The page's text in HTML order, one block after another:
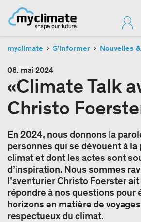
myclimate S’informer Nouvelles
08. mai 2024
«Climate Talk
Christo
En 2024, nous donnons la
personnes qui se dévouent à
climat et dont les actes sont
d’inspiration. Nous sommes
l’aventurier Christo Foerster
répondre à nos questions pour
horizons en matière de
respectueux du climat.